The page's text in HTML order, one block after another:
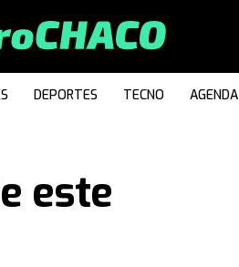
DEPORTES TECNO AGENDA
este